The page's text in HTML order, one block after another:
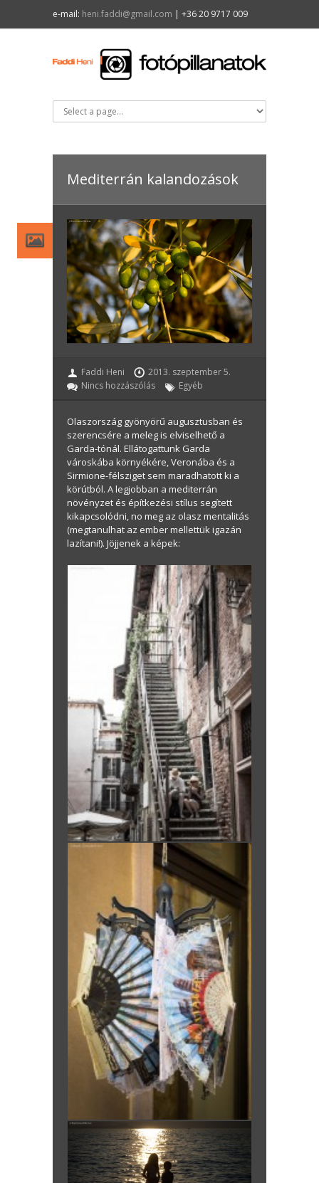
e-mail: heni.faddi@gmail.com | +36 20 9717 009
Mediterrán kalandozások
Faddi Heni
2013. szeptember 5.
Nincs hozzászólás
Egyéb
Olaszország gyönyörű augusztusban és
szerencsére a meleg is elviselhető a
Garda-tónál. Ellátogattunk Garda
városkába környékére, Veronába és a
Sirmione-félsziget sem maradhatott ki a
körútból. A legjobban a mediterrán
növényzet és építkezési stílus segített
kikapcsolódni, no meg az olasz mentalitás
(megtanulhat az ember mellettük igazán
lazítani!). Jöjjenek a képek: